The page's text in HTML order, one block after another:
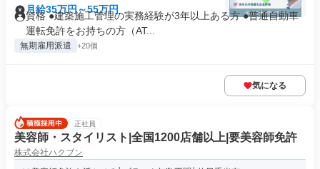
月給35万円～55万円
資格 ●建築施工管理の実務経験が3年以上ある方 ●普通自動車
運転免許をお持ちの方（AT...
無期雇用派遣 +20個
気になる
正社員
美容師・スタイリスト|全国1200店舗以上|要美容師免許
株式会社ハクブン